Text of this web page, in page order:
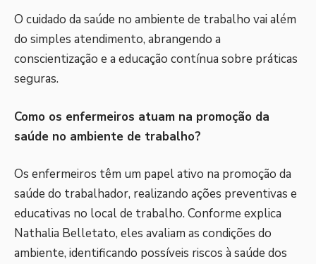
O cuidado da saúde no ambiente de trabalho vai além
do simples atendimento, abrangendo a
conscientização e a educação contínua sobre práticas
seguras.
Como os enfermeiros atuam na promoção da
saúde no ambiente de trabalho?
Os enfermeiros têm um papel ativo na promoção da
saúde do trabalhador, realizando ações preventivas e
educativas no local de trabalho. Conforme explica
Nathalia Belletato, eles avaliam as condições do
ambiente, identificando possíveis riscos à saúde dos